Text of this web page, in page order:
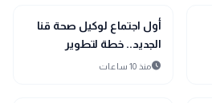
map
أخبار المحافظات
أول اجتماع لوكيل صحة قنا
الجديد.. خطة لتطوير
المستشفيات ودعم
scheduleمنذ 10 ساعات